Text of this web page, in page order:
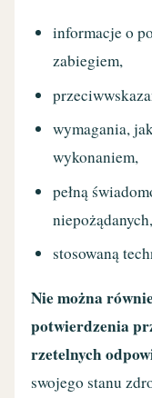
informacje o
zabiegiem,
wymagania,
wykonaniem,
pełną
niepożądanych,
stosowaną
Nie można
potwierdzenia
rzetelnych
swojego stanu